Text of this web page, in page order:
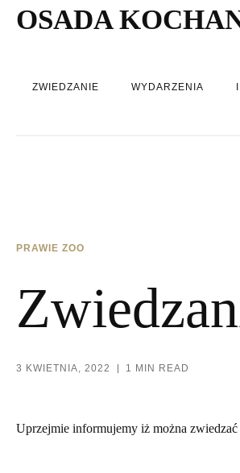
OSADA
ZWIEDZANIE WYDARZENIA
PRAWIE ZOO
3 KWIETNIA, 2022 1 MIN READ
Uprzejmie informujemy iż można zwiedzać